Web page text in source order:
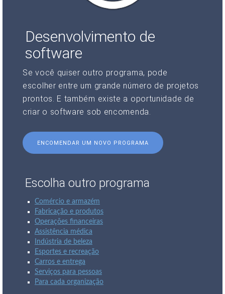
Desenvolvimento de
software
Se você quiser outro programa, pode
escolher entre um grande número de projetos
prontos. E também existe a oportunidade de
criar o software sob encomenda.
ENCOMENDAR UM NOVO PROGRAMA
Escolha outro programa
Comércio e armazém
Fabricação e produtos
Operações financeiras
Assistência médica
Indústria de beleza
Esportes e recreação
Carros e entrega
Serviços para pessoas
Para cada organização